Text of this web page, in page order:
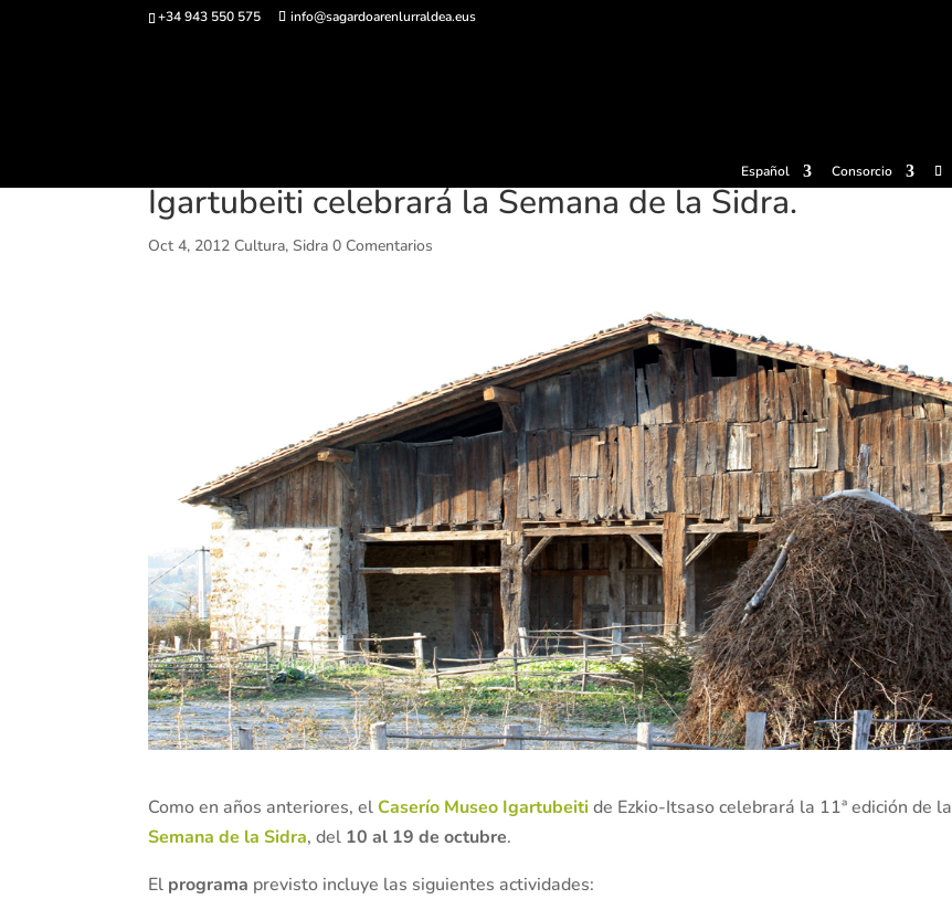
+34 943 550 575 info@sagardoarenlurraldea.eus
Español Consorcio
Igartubeiti celebrará la Semana de la Sidra.
Oct 4, 2012 Cultura,Sidra 0 Comentarios
Como en años anteriores, elCaserío Museo Igartubeiti de Ezkio-Itsaso celebrará la 11ª edición de la
Semana de la Sidra, del 10 al 19 de octubre.
El programa previsto incluye las siguientes actividades: